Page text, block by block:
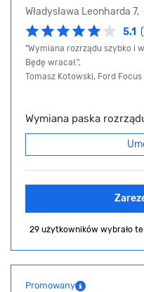
Władysława Leonharda
5.1
"Wymiana rozrządu szybko i
Będę wracał.",
Tomasz Kotowski, Ford Focus
Wymiana paska
29 użytkowników wybrało
Promowany